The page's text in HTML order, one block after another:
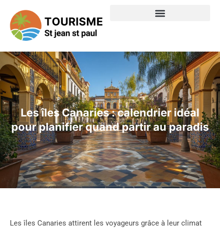
Les îles Canaries : calendrier idéal
pour planifier quand partir au paradis
Les îles Canaries attirent les voyageurs grâce à leur climat